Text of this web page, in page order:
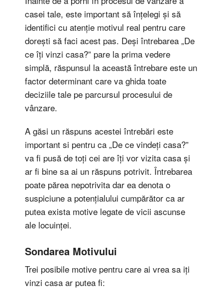
casei tale, este important să înțelegi și să
identifici cu atenție motivul real pentru care
dorești să faci acest pas. Deși întrebarea „De
ce îți vinzi casa?” pare la prima vedere
simplă, răspunsul la această întrebare este un
factor determinant care va ghida toate
deciziile tale pe parcursul procesului de
vânzare.
A găsi un răspuns acestei întrebări este
important si pentru ca „De ce vindeți casa?”
va fi pusă de toți cei are îți vor vizita casa și
ar fi bine sa ai un răspuns potrivit. Întrebarea
poate părea nepotrivita dar ea denota o
suspiciune a potențialului cumpărător ca ar
putea exista motive legate de vicii ascunse
ale locuinței.
Sondarea Motivului
Trei posibile motive pentru care ai vrea sa iți
vinzi casa ar putea fi: